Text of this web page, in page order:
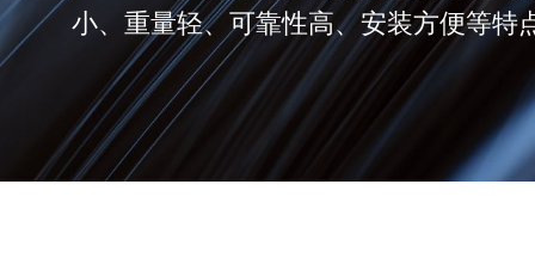
小、重量轻、可靠性高、安装方便等特